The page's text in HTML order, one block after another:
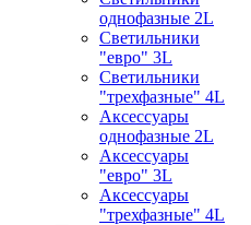
однофазные 2L
Светильники
"евро" 3L
Светильники
"трехфазные" 4L
Аксессуары
однофазные 2L
Аксессуары
"евро" 3L
Аксессуары
"трехфазные" 4L